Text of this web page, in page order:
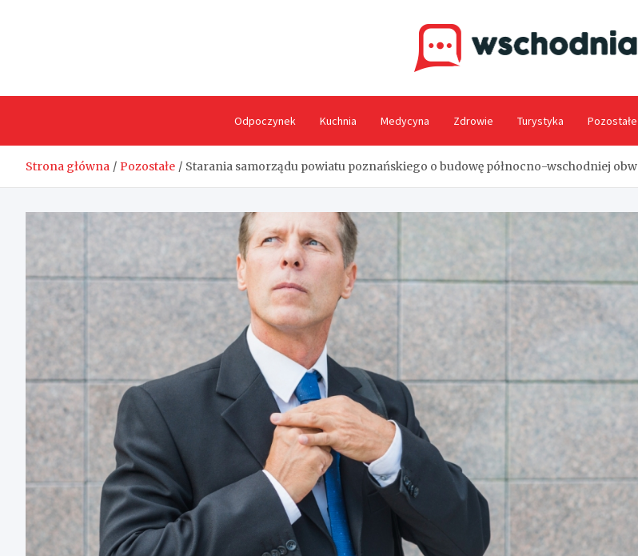
Odpoczynek Kuchnia Medycyna Zdrowie Turystyka Pozostałe
Strona główna Pozostałe Starania samorządu powiatu poznańskiego o budowę północno-wschodniej